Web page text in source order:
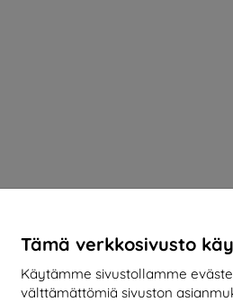
Tämä verkkosivusto
Käytämme sivustollamme
välttämättömiä sivuston